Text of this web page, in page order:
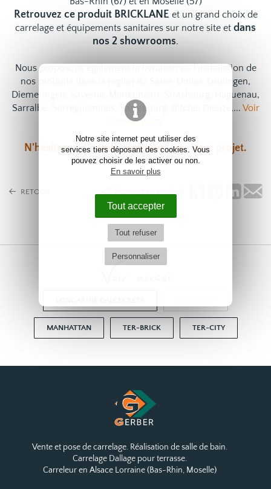
Notre site internet peut utiliser des
services tiers déposant des cookies. Vous
pouvez choisir de les activer ou non.
En savoir plus
Tout accepter
Tout refuser
Personnaliser
Retrouvez ce produit BRICKLANE et un grand choix de
carrelage et équipements sanitaires sur notre site et dans
nos 2 showrooms.
Nous proposons également la livraison ou l'installation de
nos produits dans la région de Sarre-Union, Drulingen,
Diemeringen, Saverne, Marlenheim, Strasbourg, Haguenau,
Sarralbe, Sarreguemines, Sarrebourg, Bitche, Dieuze,... Voir
nos services
N'hésitez pas ànous contacterpour tout projet.
RETOUR Partagez ce produit
MANHATTAN TER-BRICK TER-CITY
Vente et pose de carrelage. Réalisation de salle de bain.
Carrelage Dallage pour terrasse.
Carreleur en Alsace Lorraine (Bas-Rhin, Moselle)